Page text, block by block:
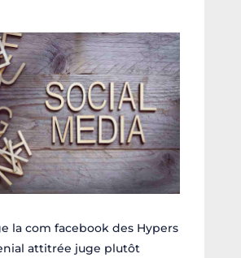
la com facebook des Hypers
attitrée juge plutôt